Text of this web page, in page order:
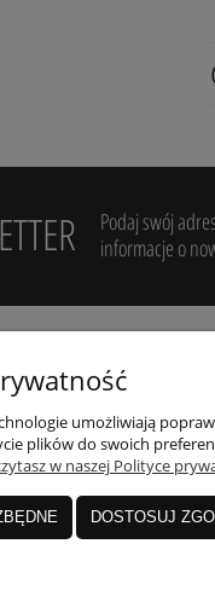
Podaj swój
informacje o
pomocy? Zadzwoń!
994 946
ul. Sienkiewicza 19
umożliwiają
plików do swoich
w naszej Polityce
DOSTOSUJ